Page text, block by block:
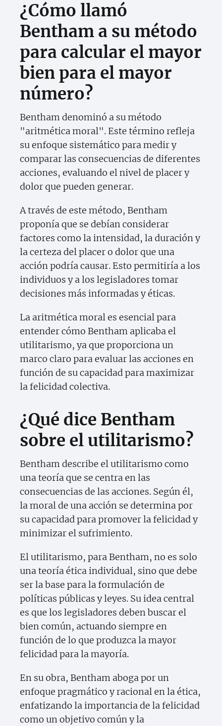
¿Cómo llamó
Bentham a su método
para calcular el mayor
bien para el mayor
número?
Bentham denominó a su método
"aritmética moral". Este término refleja
su enfoque sistemático para medir y
comparar las consecuencias de diferentes
acciones, evaluando el nivel de placer y
dolor que pueden generar.
A través de este método, Bentham
proponía que se debían considerar
factores como la intensidad, la duración y
la certeza del placer o dolor que una
acción podría causar. Esto permitiría a los
individuos y a los legisladores tomar
decisiones más informadas y éticas.
La aritmética moral es esencial para
entender cómo Bentham aplicaba el
utilitarismo, ya que proporciona un
marco claro para evaluar las acciones en
función de su capacidad para maximizar
la felicidad colectiva.
¿Qué dice Bentham
sobre el utilitarismo?
Bentham describe el utilitarismo como
una teoría que se centra en las
consecuencias de las acciones. Según él,
la moral de una acción se determina por
su capacidad para promover la felicidad y
minimizar el sufrimiento.
El utilitarismo, para Bentham, no es solo
una teoría ética individual, sino que debe
ser la base para la formulación de
políticas públicas y leyes. Su idea central
es que los legisladores deben buscar el
bien común, actuando siempre en
función de lo que produzca la mayor
felicidad para la mayoría.
En su obra, Bentham aboga por un
enfoque pragmático y racional en la ética,
enfatizando la importancia de la felicidad
como un objetivo común y la